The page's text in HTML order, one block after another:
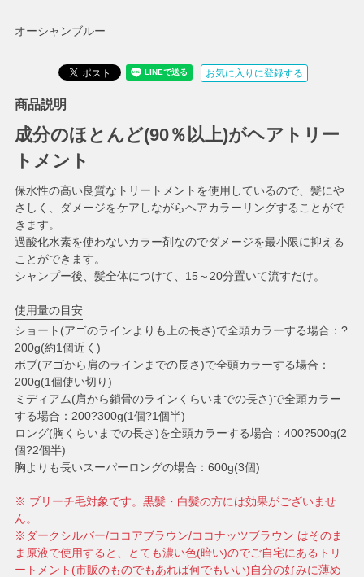
オーシャンブルー
お気に入りに登録する
商品説明
成分のほとんど(90％以上)がヘアトリー
トメント
保水性の高い良質なトリートメントを使用しているので、髪にや
さしく、ダメージをケアしながらヘアカラーリングすることがで
きます。
過酸化水素を使わないカラー剤なのでダメージを最小限に抑える
ことができます。
シャンプー後、髪全体につけて、15～20分置いて流すだけ。
使用量の目安
ショート(アゴのラインよりも上の長さ)で全頭カラーする場合：?
200g(約1個近く)
ボブ(アゴから肩のラインまでの長さ)で全頭カラーする場合：
200g(1個使い切り)
ミディアム(肩から鎖骨のラインくらいまでの長さ)で全頭カラー
する場合：200?300g(1個?1個半)
ロング(胸くらいまでの長さ)を全頭カラーする場合：400?500g(2
個?2個半)
胸よりも長いスーパーロングの場合：600g(3個)
※ ブリーチ毛対象です。黒髪・白髪の方には効果がございませ
ん。
※ダークシルバー/ココアブラウン/ココナッツブラウン はそのま
ま原液で使用すると、とても濃い色(暗い)のでご自宅にあるトリ
ートメント(市販のものでもあれば何でもいい)自分の好みに薄め